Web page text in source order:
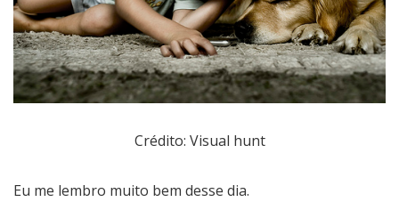
Crédito: Visual hunt
Eu me lembro muito bem desse dia.